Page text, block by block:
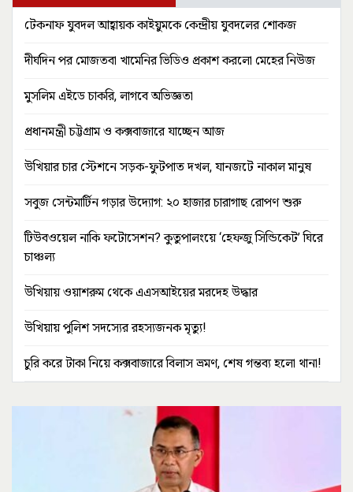
টেকনাফ যুবদল আহ্বায়ক কাইয়ুমকে কেন্দ্রীয় যুবদলের শোকজ
দীর্ঘদিন পর মোজতবা খামেনির ভিডিও প্রকাশ করলো মেহের নিউজ
মুসলিম এইডে চাকরি, লাগবে অভিজ্ঞতা
প্রধানমন্ত্রী চট্টগ্রাম ও কক্সবাজারে যাচ্ছেন আজ
উখিয়ার চার স্টেশনে সড়ক-ফুটপাত দখল, যানজটে নাকাল মানুষ
সবুজ সেন্টমার্টিন গড়ার উদ্যোগ: ২০ হাজার চারাগাছ রোপণ শুরু
টিউবওয়েল নাকি ফটোসেশন? কুতুপালংয়ে ‘হেফজু সিন্ডিকেট’ ঘিরে
চাঞ্চল্য
উখিয়ায় ওয়াশরুম থেকে এএসআইয়ের মরদেহ উদ্ধার
উখিয়ায় পুলিশ সদস্যের রহস্যজনক মৃত্যু!
চুরি করে টাকা নিয়ে কক্সবাজারে বিলাস ভ্রমণ, শেষ গন্তব্য হলো থানা!